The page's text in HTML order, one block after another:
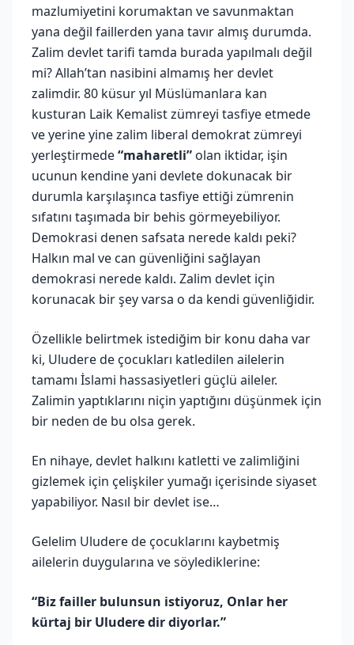
mazlumiyetini korumaktan ve savunmaktan
yana değil faillerden yana tavır almış durumda.
Zalim devlet tarifi tamda burada yapılmalı değil
mi? Allah’tan nasibini almamış her devlet
zalimdir. 80 küsur yıl Müslümanlara kan
kusturan Laik Kemalist zümreyi tasfiye etmede
ve yerine yine zalim liberal demokrat zümreyi
yerleştirmede“maharetli” olan iktidar, işin
ucunun kendine yani devlete dokunacak bir
durumla karşılaşınca tasfiye ettiği zümrenin
sıfatını taşımada bir behis görmeyebiliyor.
Demokrasi denen safsata nerede kaldı peki?
Halkın mal ve can güvenliğini sağlayan
demokrasi nerede kaldı. Zalim devlet için
korunacak bir şey varsa o da kendi güvenliğidir.
Özellikle belirtmek istediğim bir konu daha var
ki, Uludere de çocukları katledilen ailelerin
tamamı İslami hassasiyetleri güçlü aileler.
Zalimin yaptıklarını niçin yaptığını düşünmek için
bir neden de bu olsa gerek.
En nihaye, devlet halkını katletti ve zalimliğini
gizlemek için çelişkiler yumağı içerisinde siyaset
yapabiliyor. Nasıl bir devlet ise…
Gelelim Uludere de çocuklarını kaybetmiş
ailelerin duygularına ve söylediklerine:
“Biz failler bulunsun istiyoruz, Onlar her
kürtaj bir Uludere dir diyorlar.”